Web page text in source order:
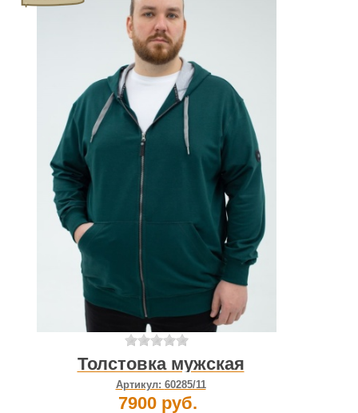
Толстовка мужская
Артикул: 60285/11
7900 руб.